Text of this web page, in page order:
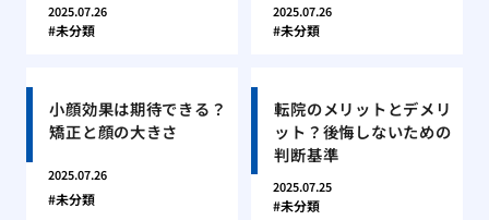
2025.07.26
未分類
2025.07.26
未分類
小顔効果は期待できる？
矯正と顔の大きさ
2025.07.26
未分類
転院のメリットとデメリ
ット？後悔しないための
判断基準
2025.07.25
未分類